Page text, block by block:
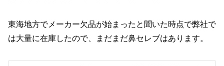
東海地方でメーカー欠品が始まったと聞いた時点で弊社で
は大量に在庫したので、まだまだ鼻セレブはあります。